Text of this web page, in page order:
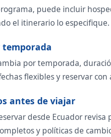
puede incluir
el itinerario lo especifique.
temporada
por temporada,
flexibles y reservar con
antes de viajar
desde Ecuador
y políticas de